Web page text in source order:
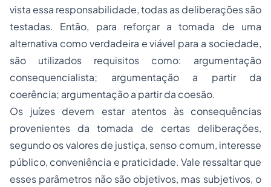
vista essa responsabilidade, todas as deliberações são
testadas. Então, para reforçar a tomada de uma
alternativa como verdadeira e viável para a sociedade,
são utilizados requisitos como: argumentação
consequencialista; argumentação a partir da
coerência; argumentação a partir da coesão.
Os juízes devem estar atentos às consequências
provenientes da tomada de certas deliberações,
segundo os valores de justiça, senso comum, interesse
público, conveniência e praticidade. Vale ressaltar que
esses parâmetros não são objetivos, mas subjetivos, o